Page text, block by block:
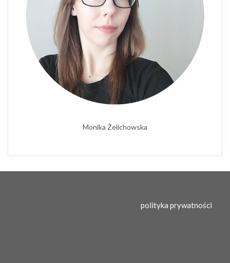
Monika Żelichowska
polityka prywatności